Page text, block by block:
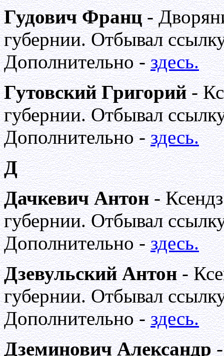
Гудович Франц-
губернии. Отбывал
Дополнительно -здесь.
Гутовский Григорий-
губернии. Отбывал
Дополнительно -здесь.
Д
Дачкевич Антон-
губернии. Отбывал
Дополнительно -здесь.
Дзевульский Антон-
губернии. Отбывал
Дополнительно -здесь.
Дземинович Александр-